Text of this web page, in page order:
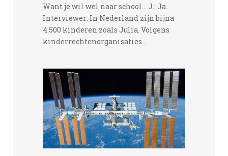
Want je wil wel naar school... J.: Ja.
Interviewer: In Nederland zijn bijna
4.500 kinderen zoals Julia. Volgens
kinderrechtenorganisaties...